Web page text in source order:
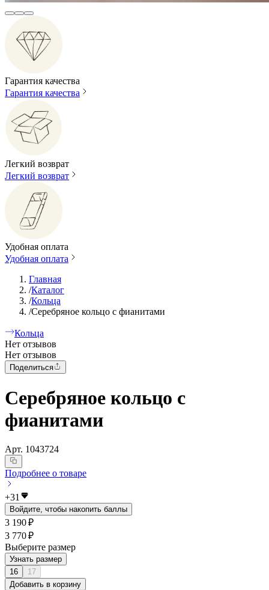
Гарантия качества
Гарантия качества
Легкий возврат
Легкий возврат
Удобная оплата
Удобная оплата
Главная
/Каталог
/Кольца
/Серебряное кольцо с фианитами
Кольца
Нет отзывов
Нет отзывов
Поделиться
Серебряное кольцо с
фианитами
Арт. 1043724
Подробнее о товаре
+31
Войдите, чтобы накопить баллы
3 190 ₽
3 770 ₽
Выберите размер
Узнать размер
16
17
Добавить в корзину